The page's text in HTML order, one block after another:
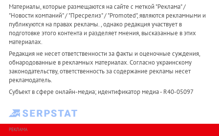
Материалы, которые размещаются на сайте с меткой "Реклама" /
"Новости компаний" / "Пресрелиз" / "Promoted", являются рекламными и
публикуются на правах рекламы. , однако редакция участвует в
подготовке этого контента и разделяет мнения, высказанные в этих
материалах.
Редакция не несет ответственности за факты и оценочные суждения,
обнародованные в рекламных материалах. Согласно украинскому
законодательству, ответственность за содержание рекламы несет
рекламодатель.
Субъект в сфере онлайн-медиа; идентификатор медиа - R40-05097
РЕКЛАМА